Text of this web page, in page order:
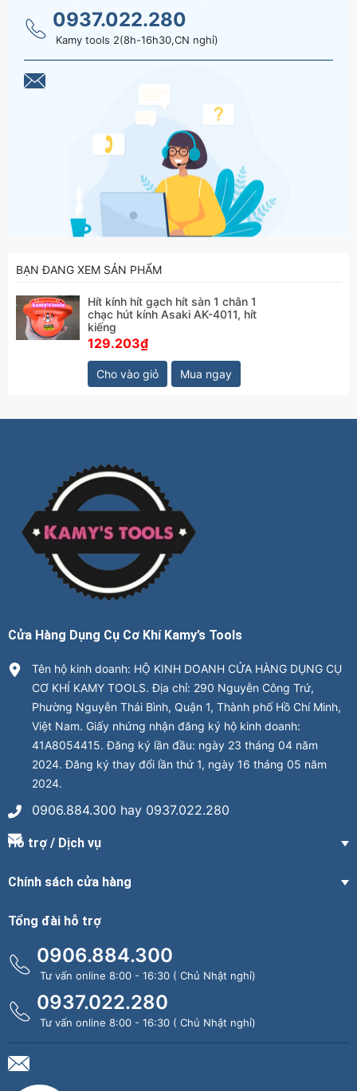
0937.022.280
Kamy tools 2(8h-16h30,CN nghỉ)
BẠN ĐANG XEM SẢN PHẨM
Hít kính hít gạch hít sàn 1 chân 1
chạc hút kính Asaki AK-4011, hít
kiếng
129.203₫
Cho vào giỏ Mua ngay
Cửa Hàng Dụng Cụ Cơ Khí Kamy’s Tools
Tên hộ kinh doanh: HỘ KINH DOANH CỬA HÀNG DỤNG CỤ
CƠ KHÍ KAMY TOOLS. Địa chỉ: 290 Nguyễn Công Trứ,
Phường Nguyễn Thái Bình, Quận 1, Thành phố Hồ Chí Minh,
Việt Nam. Giấy nhứng nhận đăng ký hộ kinh doanh:
41A8054415. Đăng ký lần đầu: ngày 23 tháng 04 năm
2024. Đăng ký thay đổi lần thứ 1, ngày 16 tháng 05 năm
2024.
0906.884.300 hay 0937.022.280
Hỗ trợ / Dịch vụ
Chính sách cửa hàng
Tổng đài hỗ trợ
0906.884.300
Tư vấn online 8:00 - 16:30 ( Chủ Nhật nghỉ)
0937.022.280
Tư vấn online 8:00 - 16:30 ( Chủ Nhật nghỉ)